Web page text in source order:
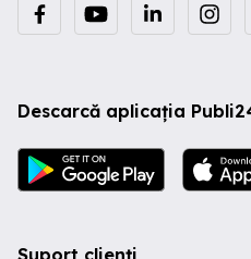
Descarcă aplicația
Suport clienți